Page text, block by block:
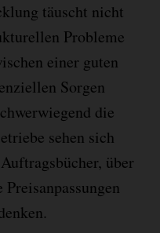
täuscht nicht
Probleme
einer guten
Sorgen
die
sehen sich
über